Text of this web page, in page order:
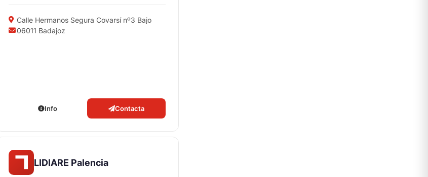
Calle Hermanos Segura Covarsí nº3 Bajo
06011 Badajoz
Info Contacta
LIDIARE Palencia